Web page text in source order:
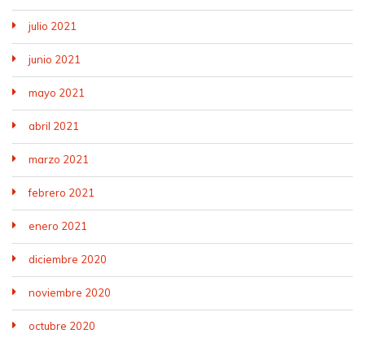
julio 2021
junio 2021
mayo 2021
abril 2021
marzo 2021
febrero 2021
enero 2021
diciembre 2020
noviembre 2020
octubre 2020